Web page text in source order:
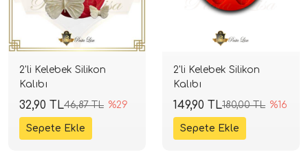
2'li Kelebek Silikon
Kalıbı
46,87 TL %29
32,90 TL
2'li Kelebek Silikon
Kalıbı
180,00 TL %16
149,90 TL